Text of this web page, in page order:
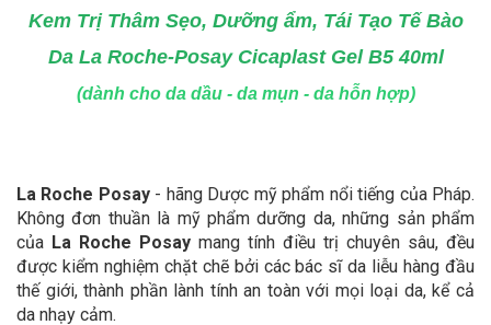
Kem Trị Thâm Sẹo, Dưỡng ẩm, Tái Tạo Tế Bào
Da La Roche-Posay Cicaplast Gel B5 40ml
(dành cho da dầu - da mụn - da hỗn hợp)
La Roche Posay - hãng Dược mỹ phẩm nổi tiếng của Pháp.
Không đơn thuần là mỹ phẩm dưỡng da, những sản phẩm
của La Roche Posay mang tính điều trị chuyên sâu, đều
được kiểm nghiệm chặt chẽ bởi các bác sĩ da liễu hàng đầu
thế giới, thành phần lành tính an toàn với mọi loại da, kể cả
da nhạy cảm.